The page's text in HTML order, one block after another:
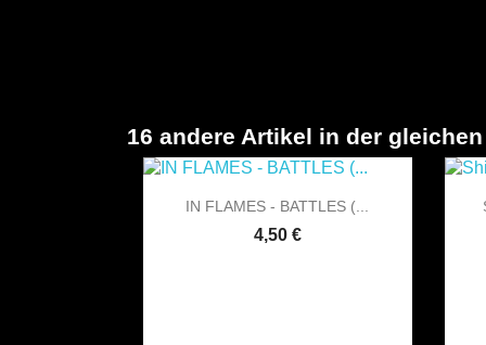
16 andere Artikel in der
 Vorschau
IN FLAMES - BATTLES (...
4,50 €